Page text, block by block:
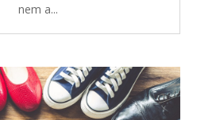
nem a...